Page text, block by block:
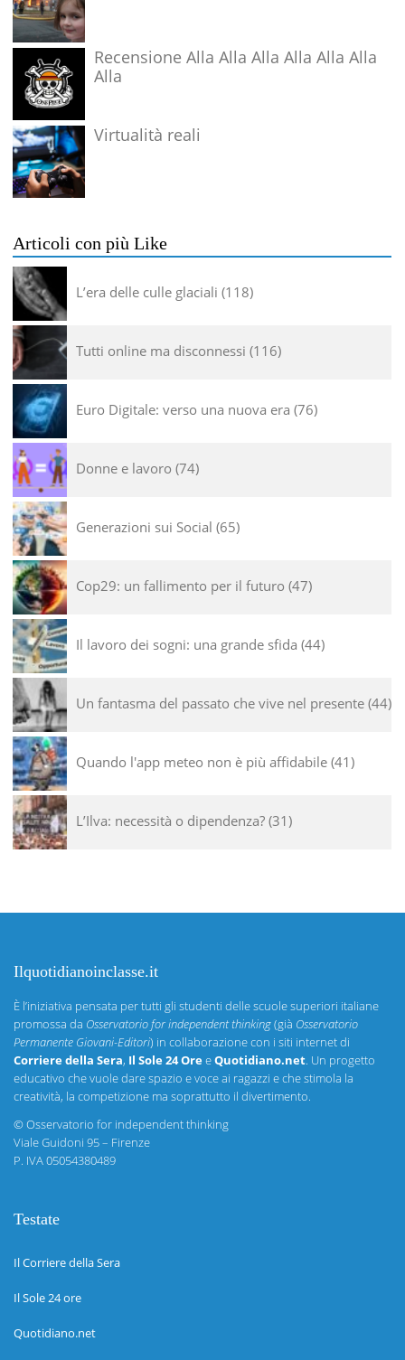
Recensione Alla Alla Alla Alla Alla Alla
Alla
Virtualità reali
Articoli con più Like
L’era delle culle glaciali 118
Tutti online ma disconnessi 116
Euro Digitale: verso una nuova era 76
Donne e lavoro 74
Generazioni sui Social 65
Cop29: un fallimento per il futuro 47
Il lavoro dei sogni: una grande sfida 44
Un fantasma del passato che vive nel presente 44
Quando l'app meteo non è più affidabile 41
L’Ilva: necessità o dipendenza? 31
Ilquotidianoinclasse.it
È l’iniziativa pensata per tutti gli studenti delle scuole superiori italiane
promossa da Osservatorio for independent thinking(già Osservatorio
Permanente Giovani-Editori) in collaborazione con i siti internet di
Corriere della Sera, Il Sole 24 OreeQuotidiano.net. Un progetto
educativo che vuole dare spazio e voce ai ragazzi e che stimola la
creatività, la competizione ma soprattutto il divertimento.
©Osservatorio for independent thinking
Viale Guidoni 95 – Firenze
P. IVA 05054380489
Testate
Il Corriere della Sera
Il Sole 24 ore
Quotidiano.net